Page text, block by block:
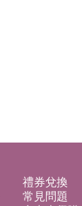
禮券兌換
常見問題